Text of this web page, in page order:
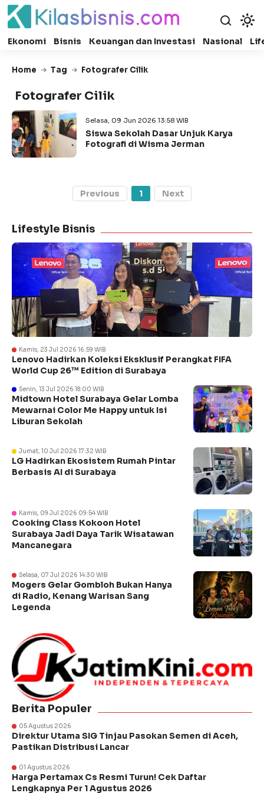
Ekonomi Bisnis Keuangan dan Investasi Nasional
Home Tag Fotografer Cilik
Fotografer Cilik
Selasa, 09 Jun 2026 13:58 WIB
Siswa Sekolah Dasar Unjuk Karya
Fotografi di Wisma Jerman
Previous 1 Next
Lifestyle Bisnis
Kamis, 23 Jul 2026 16:59 WIB
Lenovo Hadirkan Koleksi Eksklusif Perangkat FIFA
World Cup 26™ Edition di Surabaya
Senin, 13 Jul 2026 18:00 WIB
Midtown Hotel Surabaya Gelar Lomba
Mewarnai Color Me Happy untuk Isi
Liburan Sekolah
Jumat, 10 Jul 2026 17:32 WIB
LG Hadirkan Ekosistem Rumah Pintar
Berbasis AI di Surabaya
Kamis, 09 Jul 2026 09:54 WIB
Cooking Class Kokoon Hotel
Surabaya Jadi Daya Tarik Wisatawan
Mancanegara
Selasa, 07 Jul 2026 14:30 WIB
Mogers Gelar Gombloh Bukan Hanya
di Radio, Kenang Warisan Sang
Legenda
Berita Populer
05 Agustus 2026
Direktur Utama SIG Tinjau Pasokan Semen di Aceh,
Pastikan Distribusi Lancar
01 Agustus 2026
Harga Pertamax Cs Resmi Turun! Cek Daftar
Lengkapnya Per 1 Agustus 2026